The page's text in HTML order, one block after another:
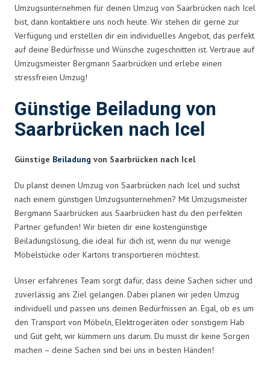
Umzugsunternehmen für deinen Umzug von Saarbrücken nach Icel
bist, dann kontaktiere uns noch heute. Wir stehen dir gerne zur
Verfügung und erstellen dir ein individuelles Angebot, das perfekt
auf deine Bedürfnisse und Wünsche zugeschnitten ist. Vertraue auf
Umzugsmeister Bergmann Saarbrücken und erlebe einen
stressfreien Umzug!
Günstige Beiladung von
Saarbrücken nach Icel
Günstige Beiladung von Saarbrücken nach Icel
Du planst deinen Umzug von Saarbrücken nach Icel und suchst
nach einem günstigen Umzugsunternehmen? Mit Umzugsmeister
Bergmann Saarbrücken aus Saarbrücken hast du den perfekten
Partner gefunden! Wir bieten dir eine kostengünstige
Beiladungslösung, die ideal für dich ist, wenn du nur wenige
Möbelstücke oder Kartons transportieren möchtest.
Unser erfahrenes Team sorgt dafür, dass deine Sachen sicher und
zuverlässig ans Ziel gelangen. Dabei planen wir jeden Umzug
individuell und passen uns deinen Bedürfnissen an. Egal, ob es um
den Transport von Möbeln, Elektrogeräten oder sonstigem Hab
und Gut geht, wir kümmern uns darum. Du musst dir keine Sorgen
machen – deine Sachen sind bei uns in besten Händen!